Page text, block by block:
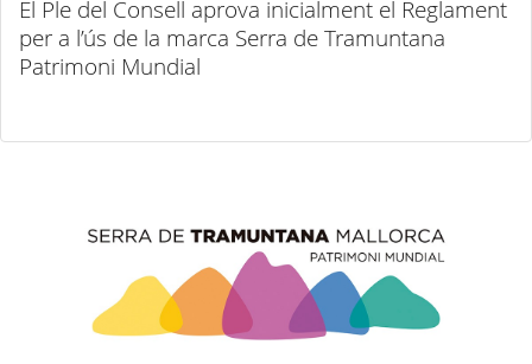
El Ple del Consell aprova inicialment el Reglament
per a l’ús de la marca Serra de Tramuntana
Patrimoni Mundial